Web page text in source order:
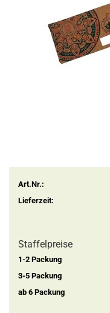
Art.Nr.:
Lieferzeit:
Staffelpreise
1-2 Packung
3-5 Packung
ab 6 Packung